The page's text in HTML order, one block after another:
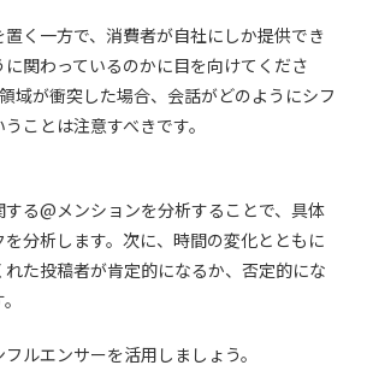
く一方で、消費者が自社にしか提供でき
関わっているのかに目を向けてくださ
域が衝突した場合、会話がどのようにシフ
ことは注意すべきです。
る@メンションを分析することで、具体
分析します。次に、時間の変化とともに
た投稿者が肯定的になるか、否定的にな
ルエンサーを活用しましょう。